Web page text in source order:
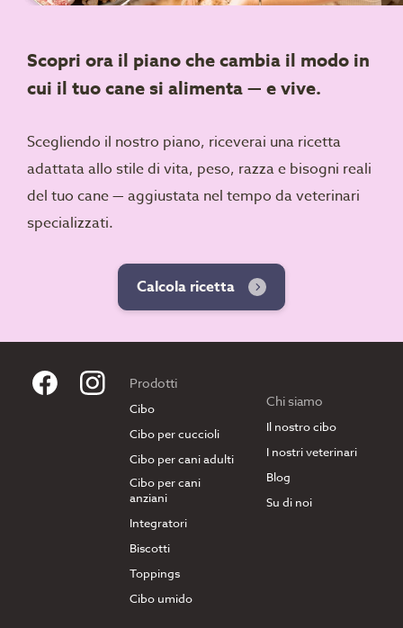
Scopri ora il piano che cambia il modo in
cui il tuo cane si alimenta — e vive.
Scegliendo il nostro piano, riceverai una ricetta
adattata allo stile di vita, peso, razza e bisogni reali
del tuo cane — aggiustata nel tempo da veterinari
specializzati.
Calcola ricetta
Prodotti
Cibo
Cibo per cuccioli
Cibo per cani adulti
Cibo per cani
anziani
Integratori
Biscotti
Toppings
Cibo umido
Chi siamo
Il nostro cibo
I nostri veterinari
Blog
Su di noi